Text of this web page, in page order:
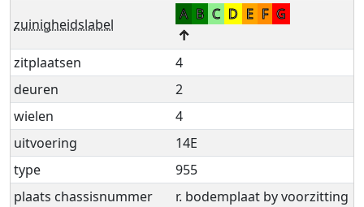
zuinigheidslabel
A B C D E F G
↑
zitplaatsen
4
deuren
2
wielen
4
uitvoering
14E
type
955
plaats chassisnummer
r. bodemplaat by voorzitting